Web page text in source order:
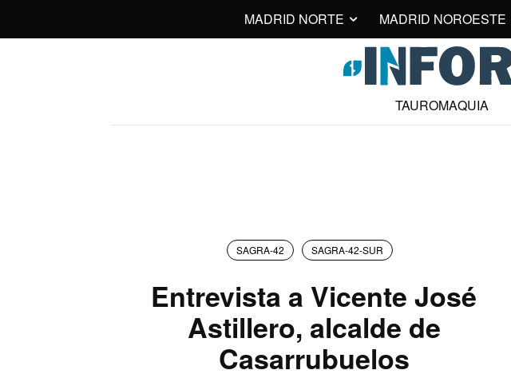
MADRID NORTE MADRID NOROESTE
TAUROMAQUIA
SAGRA-42 SAGRA-42-SUR
Entrevista a Vicente José
Astillero, alcalde de
Casarrubuelos